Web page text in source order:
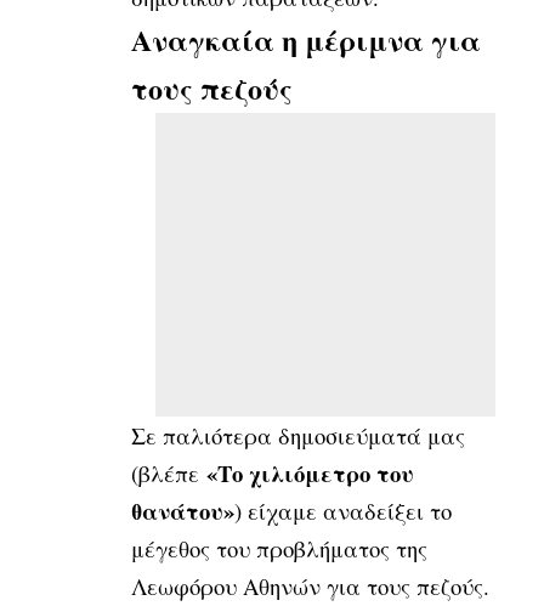
Αναγκαία η μέριμνα για
τους πεζούς
Σε παλιότερα δημοσιεύματά μας
(βλέπε «Το χιλιόμετρο του
θανάτου») είχαμε αναδείξει το
μέγεθος του προβλήματος της
Λεωφόρου Αθηνών για τους πεζούς.